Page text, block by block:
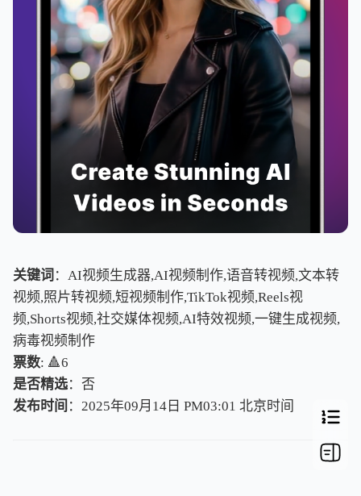
关键词 ：AI视频生成器,AI视频制作,语音转视频,文本转
视频,照片转视频,短视频制作,TikTok视频,Reels视
频,Shorts视频,社交媒体视频,AI特效视频,一键生成视频,
病毒视频制作
票数: 🔺6
是否精选：否
发布时间 ：2025年09月14日 PM03:01 北京时间
北京时间